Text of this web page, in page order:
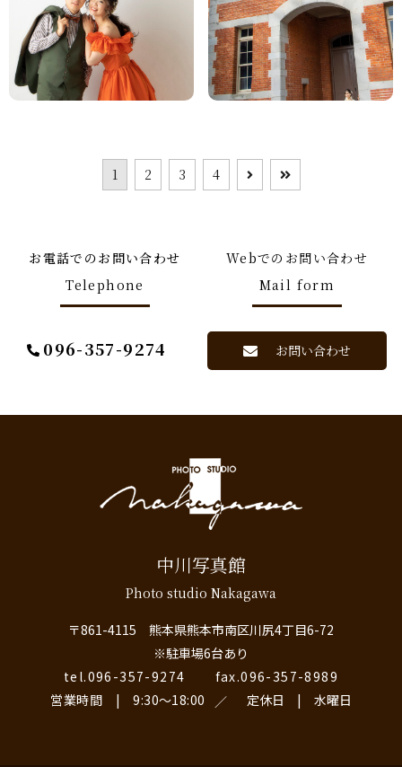
1 2 3 4
お電話でのお問い合わせ
Telephone
096-357-9274
Webでのお問い合わせ
Mail form
お問い合わせ
中川写真館
Photo studio Nakagawa
〒861-4115 熊本県熊本市南区川尻4丁目6-72
※駐車場6台あり
tel.096-357-9274
fax.096-357-8989
営業時間 | 9:30〜18:00
定休日 | 水曜日